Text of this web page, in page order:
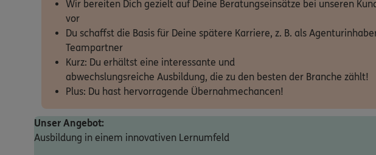
Wir bereiten Dich gezielt auf Deine Beratungseinsätze bei unseren
vor
Du schaffst die Basis für Deine spätere Karriere, z. B. als
Teampartner
Kurz: Du erhältst eine interessante und
abwechslungsreiche Ausbildung, die zu den besten der Branche zählt!
Plus: Du hast hervorragende Übernahmechancen!
Unser Angebot:
Ausbildung in einem innovativen Lernumfeld